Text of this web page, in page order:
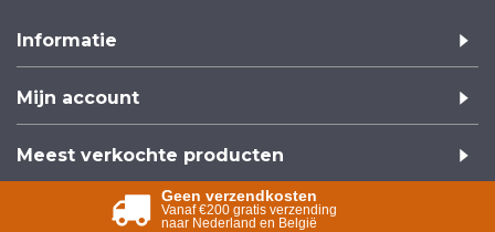
Informatie
Mijn account
Meest verkochte producten
Geen verzendkosten
Vanaf €200 gratis verzending
naar Nederland en België